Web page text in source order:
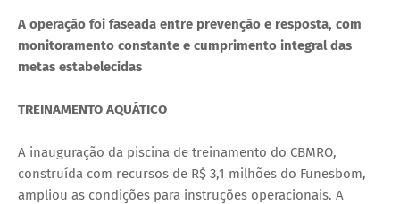
A operação foi faseada entre prevenção e resposta, com
monitoramento constante e cumprimento integral das
metas estabelecidas
TREINAMENTO AQUÁTICO
A inauguração da piscina de treinamento do CBMRO,
construída com recursos de R$ 3,1 milhões do Funesbom,
ampliou as condições para instruções operacionais. A